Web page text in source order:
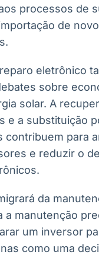
processos de
de
eletrônico
sobre
solar. A
e a substituição
contribuem para
e reduzir o
da
a manutenção
um inversor
como uma